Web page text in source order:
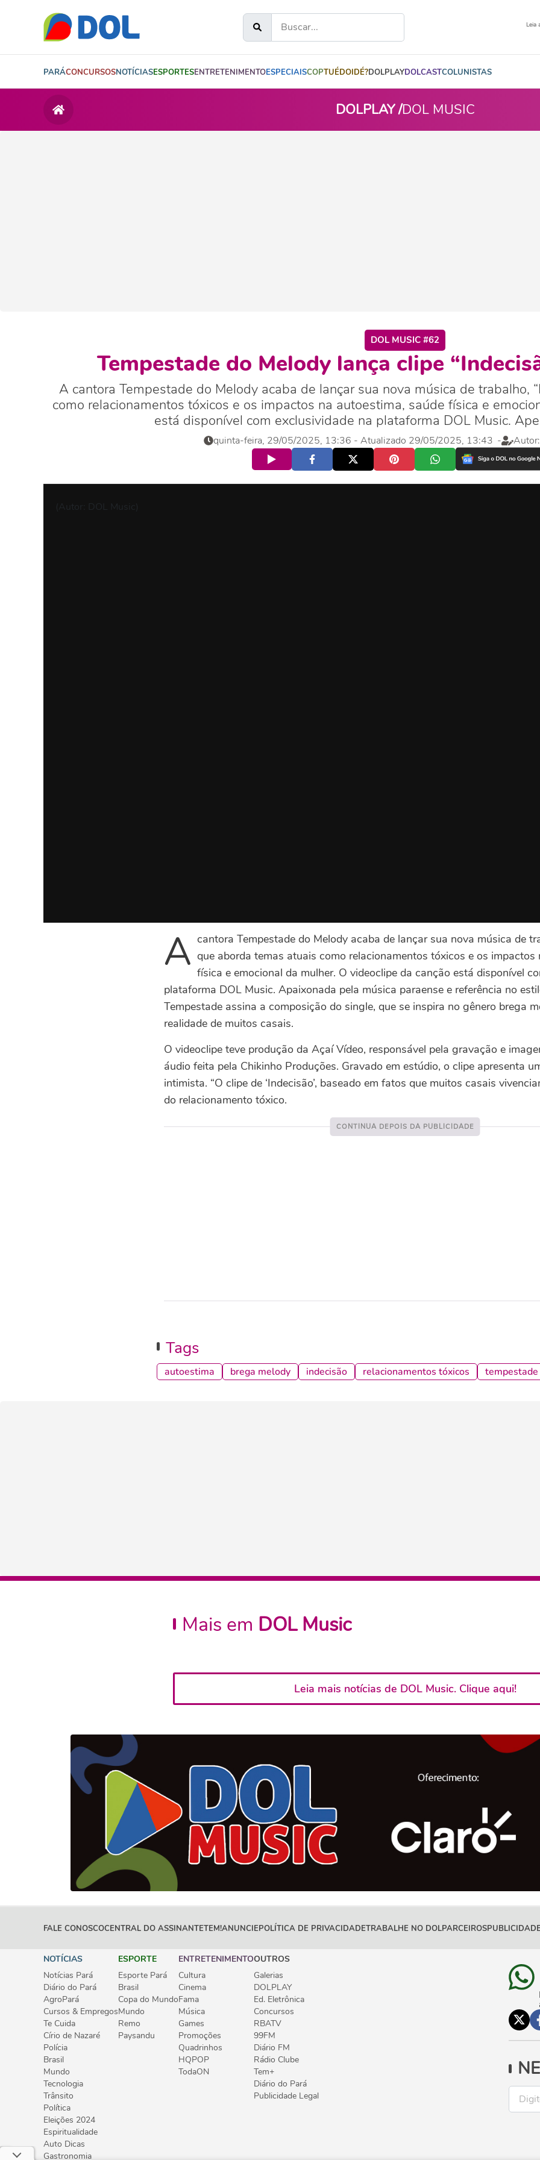
Leia
PARÁCONCURSOSNOTÍCIASESPORTESENTRETENIMENTOESPECIAISCOPTUÉDOIDÉ?DOLPLAYDOLCASTCOLUNISTAS
DOLPLAY /DOL MUSIC
DOL MUSIC #62
Tempestade do Melody lança clipe
A cantora Tempestade do Melody acaba de lançar sua nova música de trabalho,
como relacionamentos tóxicos e os impactos na autoestima, saúde física e
está disponível com exclusividade na plataforma DOL Music.
quinta-feira, 29/05/2025, 13:36 - Atualizado 29/05/2025, 13:43 - Autor:
(Autor: DOL Music)
Acantora Tempestade do Melody acaba de lançar sua nova música de
que aborda temas atuais como relacionamentos tóxicos e os impactos
física e emocional da mulher. O videoclipe da canção está disponível
plataforma DOL Music. Apaixonada pela música paraense e referência no
Tempestade assina a composição do single, que se inspira no gênero brega
realidade de muitos casais.
O videoclipe teve produção da Açaí Vídeo, responsável pela gravação e
áudio feita pela Chikinho Produções. Gravado em estúdio, o clipe apresenta
intimista. “O clipe de ‘Indecisão’, baseado em fatos que muitos casais
do relacionamento tóxico.
Tags
autoestima brega melody indecisão relacionamentos tóxicos
Mais em DOL Music
Leia mais notícias de DOL Music. Clique aqui!
FALE CONOSCOCENTRAL DO ASSINANTETEM!ANUNCIEPOLÍTICA DE PRIVACIDADETRABALHE NO DOLPARCEIROS
NOTÍCIAS
Notícias Pará
Diário do Pará
AgroPará
Cursos & Empregos
Te Cuida
Círio de Nazaré
Polícia
Brasil
Mundo
Tecnologia
Trânsito
Política
Eleições 2024
Espiritualidade
Auto Dicas
Gastronomia
ESPORTE
Esporte Pará
Brasil
Copa do Mundo
Mundo
Remo
Paysandu
ENTRETENIMENTO
Cultura
Cinema
Fama
Música
Games
Promoções
Quadrinhos
HQPOP
TodaON
OUTROS
Galerias
DOLPLAY
Ed. Eletrônica
Concursos
RBATV
99FM
Diário FM
Rádio Clube
Tem+
Diário do Pará
Publicidade Legal